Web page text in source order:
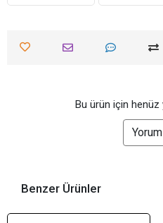
Bu ürün için henüz
Benzer Ürünler